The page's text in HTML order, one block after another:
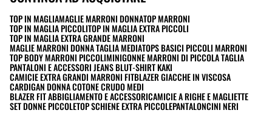
TOP IN MAGLIAMAGLIE MARRONI DONNATOP MARRONI
TOP IN MAGLIA PICCOLITOP IN MAGLIA EXTRA PICCOLI
TOP IN MAGLIA EXTRA GRANDE MARRONI
MAGLIE MARRONI DONNA TAGLIA MEDIATOPS BASICI PICCOLI MARRONI
TOP BODY MARRONI PICCOLIMINIGONNE MARRONI DI PICCOLA TAGLIA
PANTALONI E ACCESSORI JEANS BLUT-SHIRT KAKI
CAMICIE EXTRA GRANDI MARRONI FITBLAZER GIACCHE IN VISCOSA
CARDIGAN DONNA COTONE CRUDO MEDI
BLAZER FIT ABBIGLIAMENTO E ACCESSORICAMICIE A RIGHE E MAGLIETTE
SET DONNE PICCOLETOP SCHIENE EXTRA PICCOLEPANTALONCINI NERI